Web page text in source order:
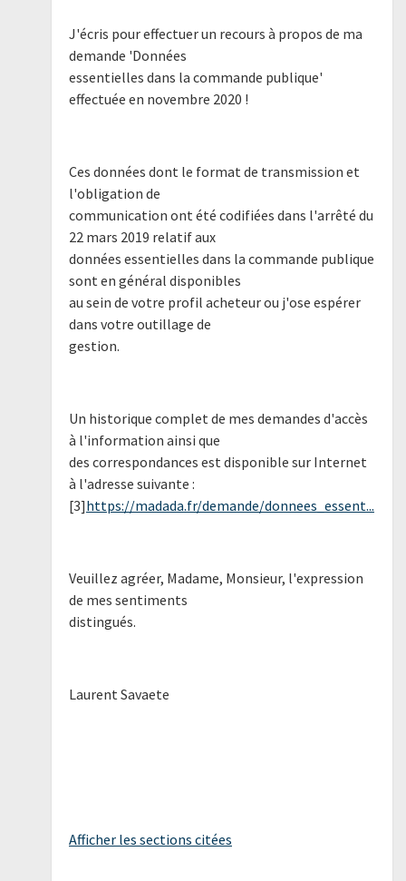
J'écris pour effectuer un recours à propos de ma
demande 'Données
essentielles dans la commande publique'
effectuée en novembre 2020 !
Ces données dont le format de transmission et
l'obligation de
communication ont été codifiées dans l'arrêté du
22 mars 2019 relatif aux
données essentielles dans la commande publique
sont en général disponibles
au sein de votre profil acheteur ou j'ose espérer
dans votre outillage de
gestion.
Un historique complet de mes demandes d'accès
à l'information ainsi que
des correspondances est disponible sur Internet
à l'adresse suivante :
[3]https://madada.fr/demande/donnees_essent...
Veuillez agréer, Madame, Monsieur, l'expression
de mes sentiments
distingués.
Laurent Savaete
Afficher les sections citées